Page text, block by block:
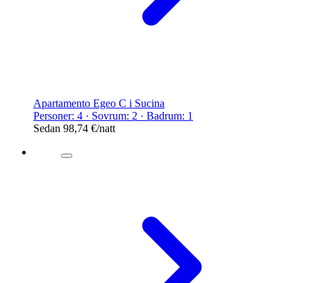
Apartamento Egeo C i Sucina
Personer: 4 · Sovrum: 2 · Badrum: 1
Sedan 98,74 €/natt